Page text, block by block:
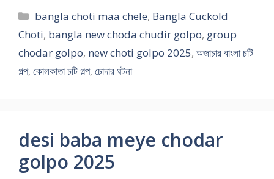
Categories
bangla choti maa chele, Bangla Cuckold
Choti, bangla new choda chudir golpo, group
chodar golpo, new choti golpo 2025, অজাচার বাংলা চটি
গল্প, কোলকাতা চটি গল্প, চোদার ঘটনা
desi baba meye chodar
golpo 2025